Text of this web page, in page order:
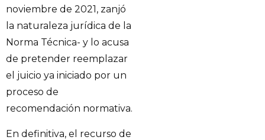
noviembre de 2021, zanjó
la naturaleza jurídica de la
Norma Técnica- y lo acusa
de pretender reemplazar
el juicio ya iniciado por un
proceso de
recomendación normativa.
En definitiva, el recurso de